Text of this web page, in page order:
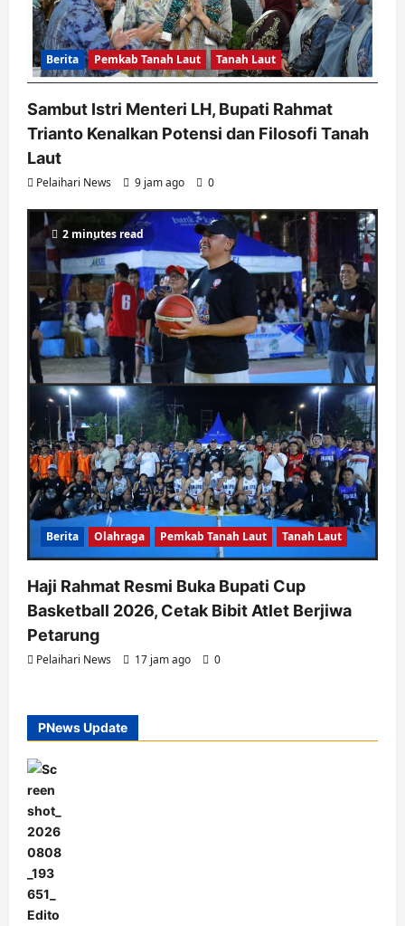
Berita Pemkab Tanah Laut Tanah Laut
Sambut Istri Menteri LH, Bupati Rahmat
Trianto Kenalkan Potensi dan Filosofi Tanah
Laut
Pelaihari News 9 jam ago 0
2 minutes read
Berita Olahraga Pemkab Tanah Laut Tanah Laut
Haji Rahmat Resmi Buka Bupati Cup
Basketball 2026, Cetak Bibit Atlet Berjiwa
Petarung
Pelaihari News 17 jam ago 0
PNews Update